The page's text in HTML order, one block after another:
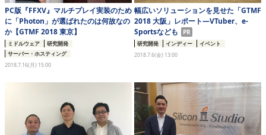
PC版『FFXV』マルチプレイ実装のため
に「Photon」が選ばれたのは何故なの
か【GTMF 2018 東京】
ミドルウェア
研究開発
サーバー・ホスティング
2018.7.16(月) 15:00
幅広いソリューションを見せた「GTMF
2018 大阪」レポート―VTuber、e-
Sportsなども
PR
研究開発 インディー
イベント
2018.7.6(金) 13:00